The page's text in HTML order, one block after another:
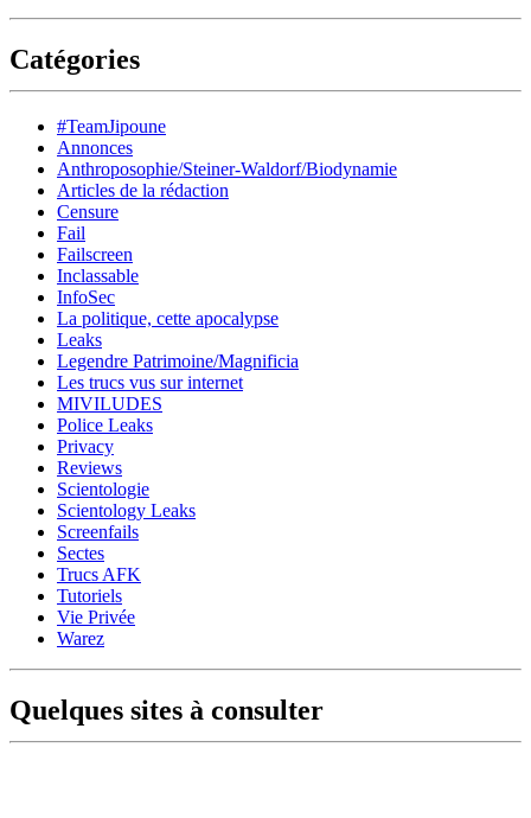
Catégories
#TeamJipoune
Annonces
Anthroposophie/Steiner-Waldorf/Biodynamie
Articles de la rédaction
Censure
Fail
Failscreen
Inclassable
InfoSec
La politique, cette apocalypse
Leaks
Legendre Patrimoine/Magnificia
Les trucs vus sur internet
MIVILUDES
Police Leaks
Privacy
Reviews
Scientologie
Scientology Leaks
Screenfails
Sectes
Trucs AFK
Tutoriels
Vie Privée
Warez
Quelques sites à consulter